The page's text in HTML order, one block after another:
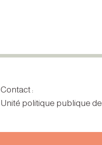
Contact :
Unité politique publique